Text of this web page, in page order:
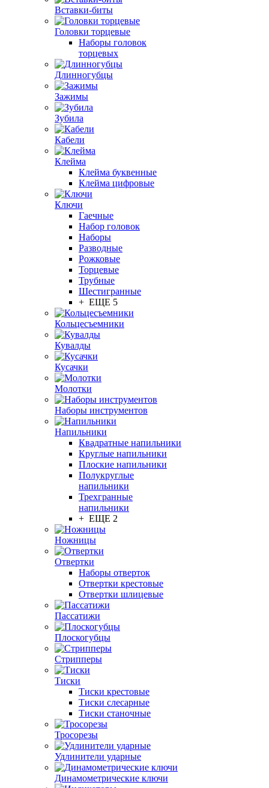
Вставки-биты
Головки торцевые
Наборы головок
торцевых
Длинногубцы
Зажимы
Зубила
Кабели
Клейма
Клейма буквенные
Клейма цифровые
Ключи
Гаечные
Набор головок
Наборы
Разводные
Рожковые
Торцевые
Трубные
Шестигранные
+ ЕЩЕ 5
Кольцесъемники
Кувалды
Кусачки
Молотки
Наборы инструментов
Напильники
Квадратные напильники
Круглые напильники
Плоские напильники
Полукруглые
напильники
Трехгранные
напильники
+ ЕЩЕ 2
Ножницы
Отвертки
Наборы отверток
Отвертки крестовые
Отвертки шлицевые
Пассатижи
Плоскогубцы
Стрипперы
Тиски
Тиски крестовые
Тиски слесарные
Тиски станочные
Тросорезы
Удлинители ударные
Динамометрические ключи